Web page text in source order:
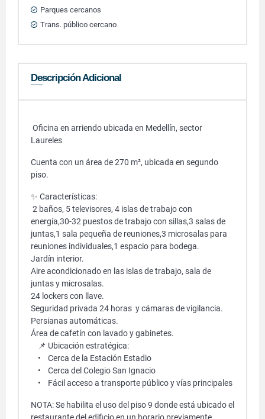
Parques cercanos
Trans. público cercano
Descripción Adicional
Oficina en arriendo ubicada en Medellín, sector
Laureles
Cuenta con un área de 270 m², ubicada en segundo
piso.
✨ Características:
2 baños, 5 televisores, 4 islas de trabajo con
energía,30-32 puestos de trabajo con sillas,3 salas de
juntas,1 sala pequeña de reuniones,3 microsalas para
reuniones individuales,1 espacio para bodega.
Jardín interior.
Aire acondicionado en las islas de trabajo, sala de
juntas y microsalas.
24 lockers con llave.
Seguridad privada 24 horas y cámaras de vigilancia.
Persianas automáticas.
Área de cafetín con lavado y gabinetes.
📌 Ubicación estratégica:
• Cerca de la Estación Estadio
• Cerca del Colegio San Ignacio
• Fácil acceso a transporte público y vías principales
NOTA: Se habilita el uso del piso 9 donde está ubicado el